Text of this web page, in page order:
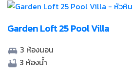
Garden Loft 25 Pool Villa
3 ห้องนอน
3 ห้องน้ำ